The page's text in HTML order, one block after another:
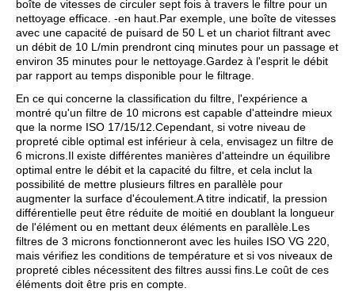
boîte de vitesses de circuler sept fois à travers le filtre pour un
nettoyage efficace. -en haut.Par exemple, une boîte de vitesses
avec une capacité de puisard de 50 L et un chariot filtrant avec
un débit de 10 L/min prendront cinq minutes pour un passage et
environ 35 minutes pour le nettoyage.Gardez à l'esprit le débit
par rapport au temps disponible pour le filtrage.
En ce qui concerne la classification du filtre, l'expérience a
montré qu'un filtre de 10 microns est capable d'atteindre mieux
que la norme ISO 17/15/12.Cependant, si votre niveau de
propreté cible optimal est inférieur à cela, envisagez un filtre de
6 microns.Il existe différentes manières d'atteindre un équilibre
optimal entre le débit et la capacité du filtre, et cela inclut la
possibilité de mettre plusieurs filtres en parallèle pour
augmenter la surface d'écoulement.A titre indicatif, la pression
différentielle peut être réduite de moitié en doublant la longueur
de l'élément ou en mettant deux éléments en parallèle.Les
filtres de 3 microns fonctionneront avec les huiles ISO VG 220,
mais vérifiez les conditions de température et si vos niveaux de
propreté cibles nécessitent des filtres aussi fins.Le coût de ces
éléments doit être pris en compte.